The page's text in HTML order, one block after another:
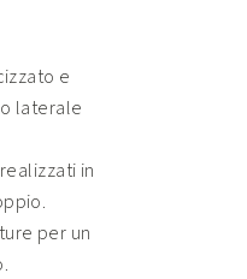
e
laterale
in
per un